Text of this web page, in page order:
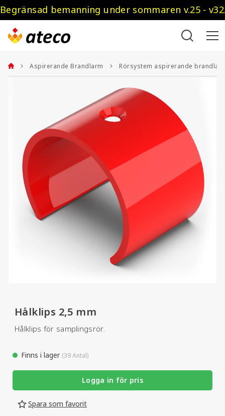
Begränsad bemanning under sommaren v.25 -
Aspirerande Brandlarm Rörsystem aspirerande
Hålklips 2,5 mm
Hålklips för samplingsrör.
Finns i lager (39 Antal)
Logga in för pris
Spara som favorit